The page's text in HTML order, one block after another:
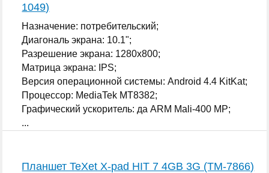
1049)
Назначение: потребительский;
Диагональ экрана: 10.1";
Разрешение экрана: 1280x800;
Матрица экрана: IPS;
Версия операционной системы: Android 4.4 KitKat;
Процессор: MediaTek MT8382;
Графический ускоритель: да ARM Mali-400 MP;
...
Планшет TeXet X-pad HIT 7 4GB 3G (TM-7866)